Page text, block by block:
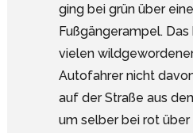
ging bei grün über eine
Fußgängerampel.
vielen
Autofahrer nicht
auf der Straße aus
um selber bei rot